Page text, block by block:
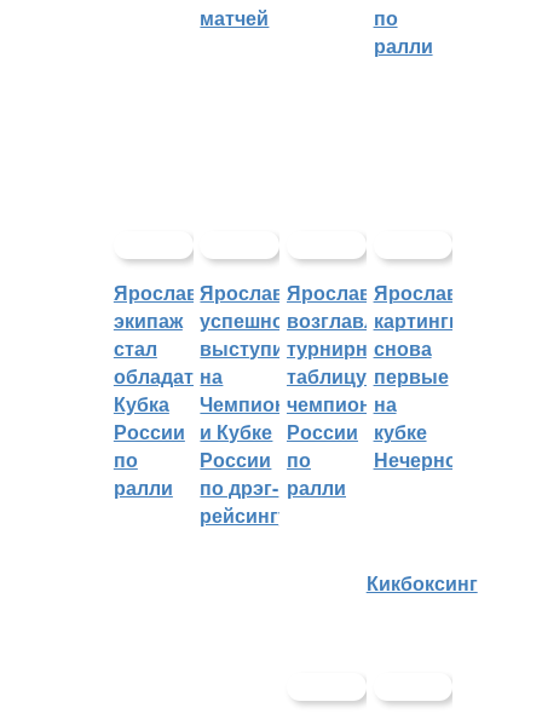
матчей
по
ралли
Ярославский
экипаж
стал
обладателем
Кубка
России
по
ралли
Ярославцы
успешно
выступили
на
Чемпионате
и Кубке
России
по дрэг-
рейсингу
Ярославцы
возглавляют
турнирную
таблицу
чемпионата
России
по
ралли
Ярославские
картингисты
снова
первые
на
кубке
Нечерноземья
Кикбоксинг